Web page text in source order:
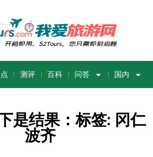
测评 百科 问答 国内
是结果：标签: 冈仁
波齐